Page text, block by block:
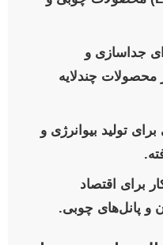
جداسازی و
محصولات چندلایه
تولید بیوانرژی و
برای اقتصاد
پانل‌های چوبی.